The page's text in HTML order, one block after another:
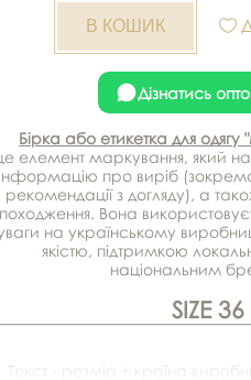
Дізнатись
Бірка або етикетка для
елемент маркування, який
про виріб
рекомендації з догляду), а
походження. Вона
на українському
якістю, підтримкою
національним
SIZE 36
Текст - розмір + країна